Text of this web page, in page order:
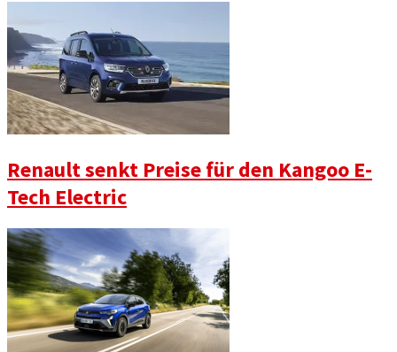
Renault senkt Preise für den Kangoo E-
Tech Electric